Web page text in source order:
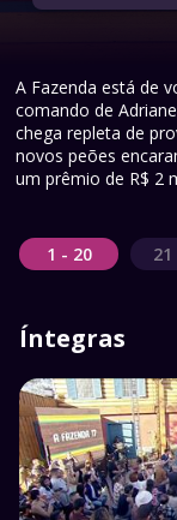
A Fazenda está de
comando de
chega repleta de
novos peões
um prêmio de R$ 2
1 - 20
Íntegras